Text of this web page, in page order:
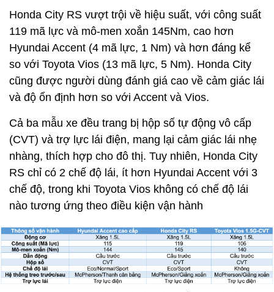
Honda City RS vượt trội về hiệu suất, với công suất
119 mã lực và mô-men xoắn 145Nm, cao hơn
Hyundai Accent (4 mã lực, 1 Nm) và hơn đáng kể
so với Toyota Vios (13 mã lực, 5 Nm). Honda City
cũng được người dùng đánh giá cao về cảm giác lái
và độ ổn định hơn so với Accent và Vios.
Cả ba mẫu xe đều trang bị hộp số tự động vô cấp
(CVT) và trợ lực lái điện, mang lại cảm giác lái nhẹ
nhàng, thích hợp cho đô thị. Tuy nhiên, Honda City
RS chỉ có 2 chế độ lái, ít hơn Hyundai Accent với 3
chế độ, trong khi Toyota Vios không có chế độ lái
nào tương ứng theo điều kiện vận hành